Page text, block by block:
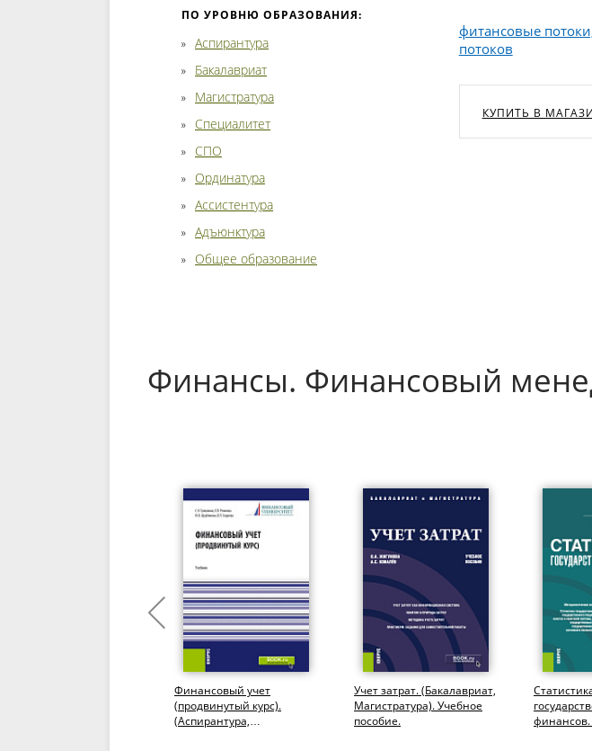
ПО УРОВНЮ ОБРАЗОВАНИЯ:
Аспирантура
Бакалавриат
Магистратура
Специалитет
СПО
Ординатура
Ассистентура
Адъюнктура
Общее образование
фитансовые
потоков
КУПИТЬ В
Финансы. Финансовый
Финансовый учет
(продвинутый курс).
(Аспирантура,
Учет затрат. (Бакалавриат,
Магистратура). Учебное
пособие.
финансов.